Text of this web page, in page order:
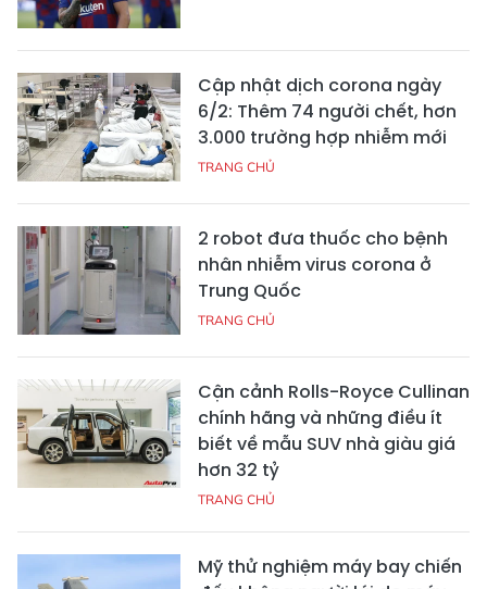
Cập nhật dịch corona ngày
6/2: Thêm 74 người chết, hơn
3.000 trường hợp nhiễm mới
TRANG CHỦ
2 robot đưa thuốc cho bệnh
nhân nhiễm virus corona ở
Trung Quốc
TRANG CHỦ
Cận cảnh Rolls-Royce Cullinan
chính hãng và những điều ít
biết về mẫu SUV nhà giàu giá
hơn 32 tỷ
TRANG CHỦ
Mỹ thử nghiệm máy bay chiến